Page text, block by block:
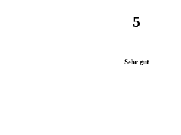
5
Sehr gut